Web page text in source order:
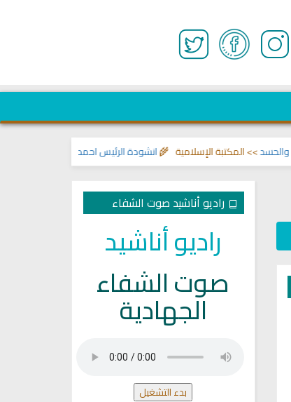
انشودة الرئيس احمد الشرع>> اناشيد ابراهيم >> المكتبة الإسلامية 🌾
راديو أناشيد صوت الشفاء
راديو أناشيد
صوت الشفاء
الجهادية
بدء التشغيل